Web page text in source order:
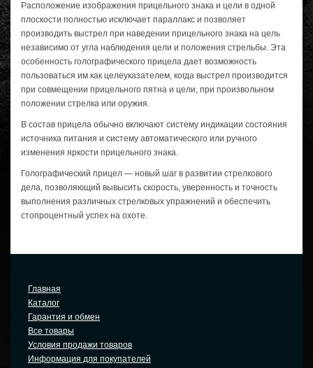
Расположение изображения прицельного знака и цели в одной
плоскости полностью исключает параллакс и позволяет
производить выстрел при наведении прицельного знака на цель
независимо от угла наблюдения цели и положения стрельбы. Эта
особенность голографического прицела дает возможность
пользоваться им как целеуказателем, когда выстрел производится
при совмещении прицельного пятна и цели, при произвольном
положении стрелка или оружия.
В состав прицела обычно включают систему индикации состояния
источника питания и систему автоматического или ручного
изменения яркости прицельного знака.
Голографический прицел — новый шаг в развитии стрелкового
дела, позволяющий вывысить скорость, уверенность и точность
выполнения различных стрелковых упражнений и обеспечить
стопроцентный успех на охоте.
Главная
Каталог
Гарантия и обмен
Все товары
Условия продажи товаров
Информация для покупателей